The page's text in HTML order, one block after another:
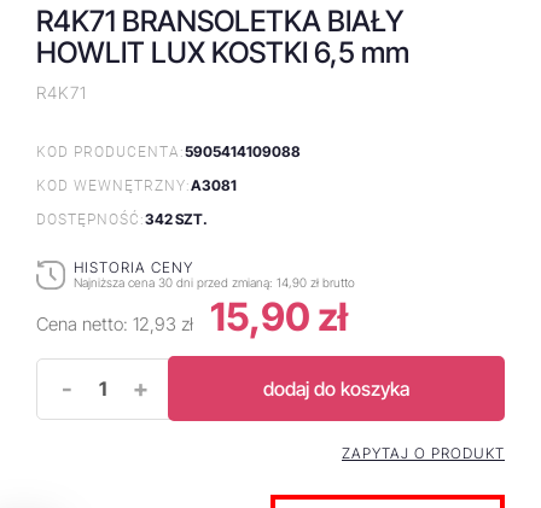
R4K71 BRANSOLETKA BIAŁY
HOWLIT LUX KOSTKI 6,5 mm
R4K71
KOD PRODUCENTA:5905414109088
KOD WEWNĘTRZNY:A3081
DOSTĘPNOŚĆ:342 SZT.
HISTORIA CENY
Najniższa cena 30 dni przed zmianą: 14,90 zł brutto
Cena netto: 12,93 zł 15,90 zł
- + dodaj do koszyka
ZAPYTAJ O PRODUKT